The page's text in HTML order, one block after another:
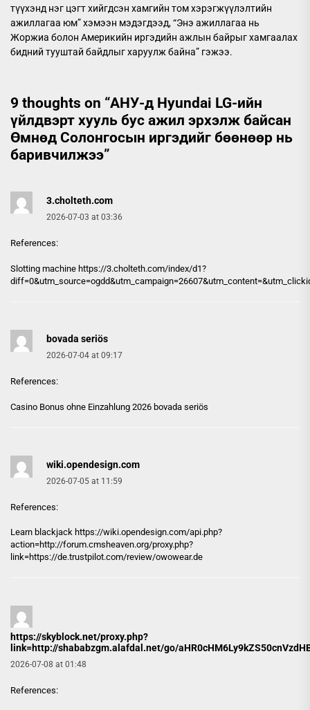
түүхэнд нэг цэгт хийгдсэн хамгийн том хэрэгжүүлэлтийн
ажиллагаа юм” хэмээн мэдэгдээд, “Энэ ажиллагаа нь
Жоржиа болон Америкийн иргэдийн ажлын байрыг хамгаалах
бидний тууштай байдлыг харуулж байна” гэжээ.
9 thoughts on “АНУ-д Hyundai LG-ийн
үйлдвэрт хууль бус ажил эрхэлж байсан
Өмнөд Солонгосын иргэдийг бөөнөөр нь
баривчилжээ”
3.cholteth.com
2026-07-03 at 03:36
References:
Slotting machine https://3.cholteth.com/index/d1?
bovada seriös
2026-07-04 at 09:17
References:
Casino Bonus ohne Einzahlung 2026 bovada seriös
wiki.opendesign.com
2026-07-05 at 11:59
References:
Learn blackjack https://wiki.opendesign.com/api.php?
action=http://forum.cmsheaven.org/proxy.php?
link=https://de.trustpilot.com/review/owowear.de
https://skyblock.net/proxy.php?
link=http://shababzgm.alafdal.net/go/
2026-07-08 at 01:48
References: